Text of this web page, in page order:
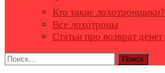
Кто такие лохотронщики?
Все лохотроны
Статьи про возврат денег
Найти: